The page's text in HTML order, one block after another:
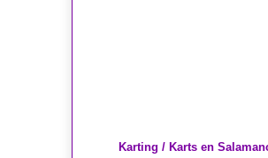
Karting / Karts en